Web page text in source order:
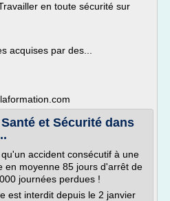
en toute sécurité sur
acquises par des...
et Sécurité dans
accident consécutif à une
en moyenne 85 jours d'arrêt de
journées perdues !
est interdit depuis le 2 janvier